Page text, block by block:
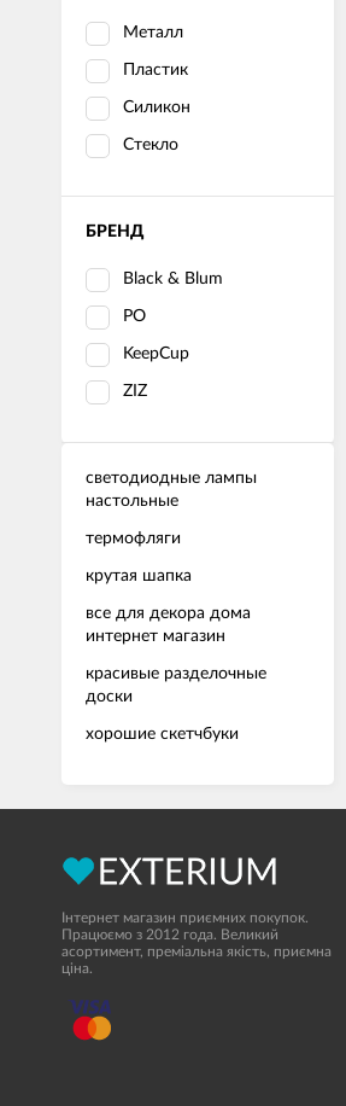
Металл
Пластик
Силикон
Стекло
БРЕНД
Black & Blum
PO
KeepCup
ZIZ
светодиодные лампы
настольные
термофляги
крутая шапка
все для декора дома
интернет магазин
красивые разделочные
доски
хорошие скетчбуки
Інтернет магазин приємних покупок.
Працюємо з 2012 года. Великий
асортимент, преміальна якість, приємна
ціна.